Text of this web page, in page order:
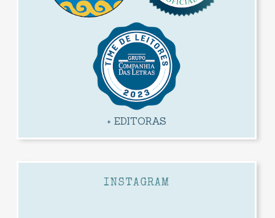
+ EDITORAS
INSTAGRAM